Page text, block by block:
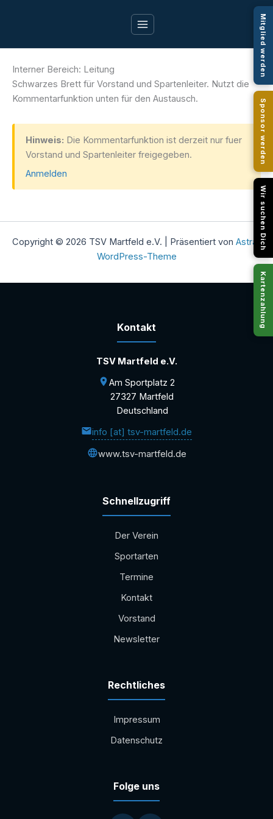
Interner Bereich: Leitung
Schwarzes Brett für Vorstand und Spartenleiter. Nutzt die
Kommentarfunktion unten für den Austausch.
Hinweis: Die Kommentarfunktion ist derzeit nur fuer
Vorstand und Spartenleiter freigegeben.
Anmelden
Copyright © 2026 TSV Martfeld e.V. | Präsentiert von Astra-
WordPress-Theme
Kontakt
TSV Martfeld e.V.
Am Sportplatz 2
27327 Martfeld
Deutschland
info [at] tsv-martfeld.de
www.tsv-martfeld.de
Schnellzugriff
Der Verein
Sportarten
Termine
Kontakt
Vorstand
Newsletter
Rechtliches
Impressum
Datenschutz
Folge uns
Mitglied werden
Sponsor werden
Wir suchen Dich
Kartenzahlung